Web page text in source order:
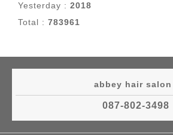
Yesterday : 2018
Total : 783961
abbey hair salon
087-802-3498